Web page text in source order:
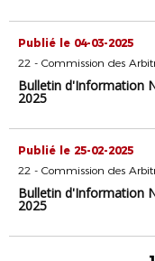
Publié le 04-03-2025
22 - Commission des
Bulletin d'Information
2025
Publié le 25-02-2025
22 - Commission des
Bulletin d'Information
2025